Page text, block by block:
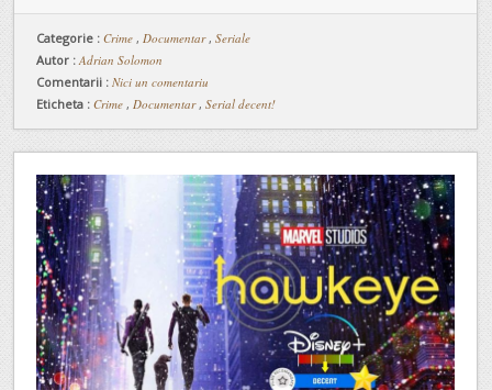
Categorie : Crime , Documentar, Seriale
Autor : Adrian Solomon
Comentarii : Nici un comentariu
Eticheta : Crime , Documentar, Serial decent!